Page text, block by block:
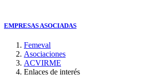
EMPRESAS ASOCIADAS
Femeval
Asociaciones
ACVIRME
Enlaces de interés